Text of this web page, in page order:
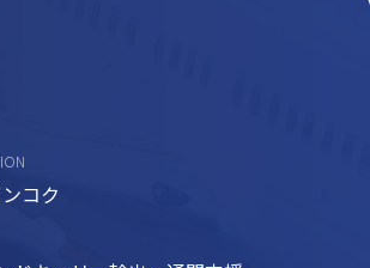
コク